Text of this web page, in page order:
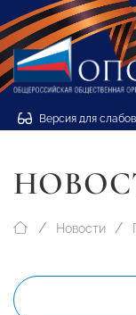
Версия для
Новости